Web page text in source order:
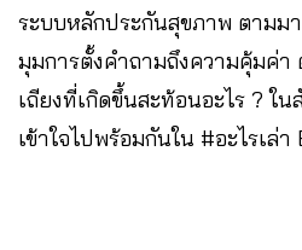
ระบบหลักประกันสุขภาพ ตามม
มุมการตั้งคำถามถึงความคุ้มค่า
เถียงที่เกิดขึ้นสะท้อนอะไร ? ใ
เข้าใจไปพร้อมกันใน #อะไรเล่า